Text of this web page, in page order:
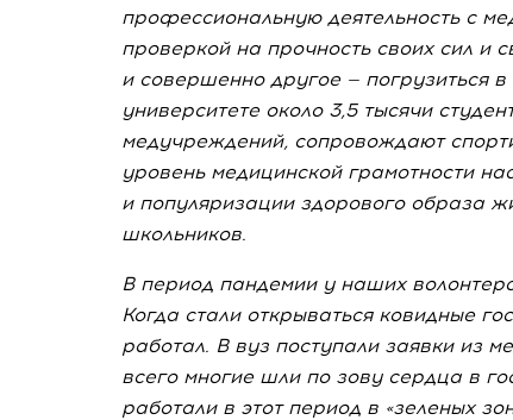
профессиональную деятельность с
проверкой на прочность своих сил и
и совершенно другое —
университете около 3,5 тысячи
медучреждений, сопровождают
уровень медицинской грамотности
и популяризации здорового образа
школьников.
В период пандемии у наших
Когда стали открываться ковидные
работал. В вуз поступали заявки из
всего многие шли по зову сердца в
работали в этот период в «зеленых